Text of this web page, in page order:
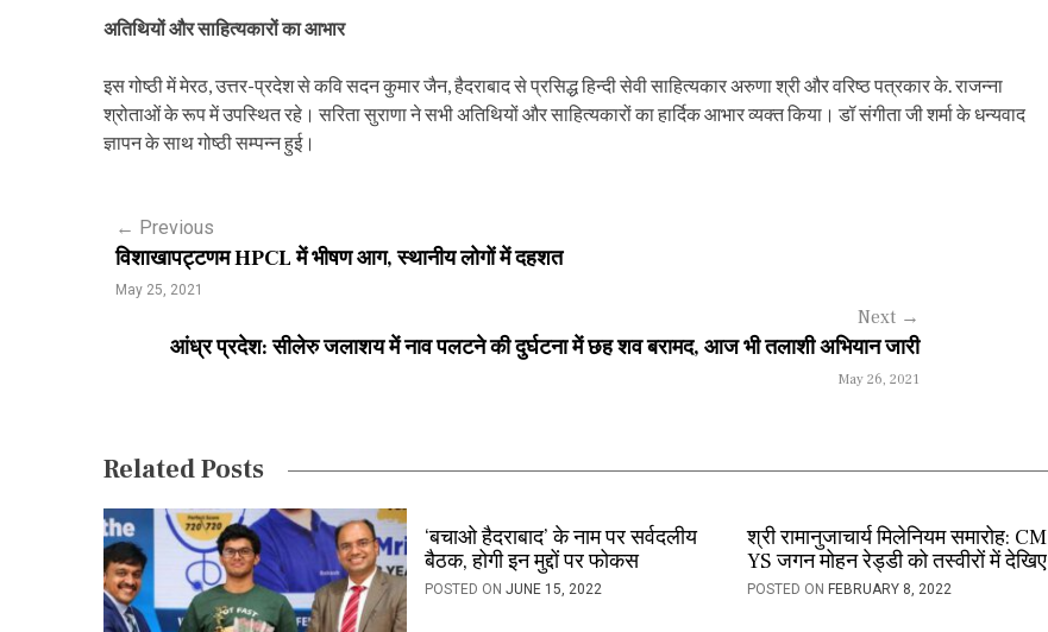
अतिथियों और साहित्यकारों का आभार
इस गोष्ठी में मेरठ, उत्तर-प्रदेश से कवि सदन कुमार जैन, हैदराबाद से प्रसिद्ध हिन्दी सेवी साहित्यकार अरुणा श्री और वरिष्ठ पत्रकार के. राजन्ना
श्रोताओं के रूप में उपस्थित रहे। सरिता सुराणा ने सभी अतिथियों और साहित्यकारों का हार्दिक आभार व्यक्त किया। डॉ संगीता जी शर्मा के धन्यवाद
ज्ञापन के साथ गोष्ठी सम्पन्न हुई।
P
o
v
i
g
a
← Previous
विशाखापट्टणम HPCL में भीषण आग, स्थानीय लोगों में दहशत
May 25, 2021
Next →
आंध्र प्रदेश: सीलेरु जलाशय में नाव पलटने की दुर्घटना में छह शव बरामद, आज भी तलाशी अभियान जारी
May 26, 2021
Related Posts
‘बचाओ हैदराबाद’ के नाम पर सर्वदलीय
बैठक, होगी इन मुद्दों पर फोकस
POSTED ONJUNE 15, 2022
श्री रामानुजाचार्य मिलेनियम समारोह: CM
YS जगन मोहन रेड्डी को तस्वीरों में देखिए
POSTED ON FEBRUARY 8, 2022